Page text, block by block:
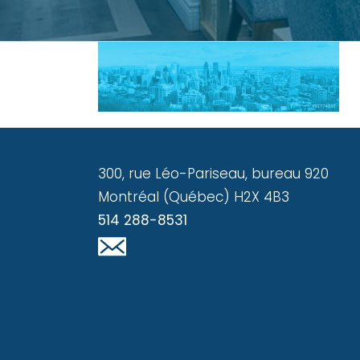
300, rue Léo-Pariseau, bureau 920
Montréal (Québec) H2X 4B3
514 288-8531